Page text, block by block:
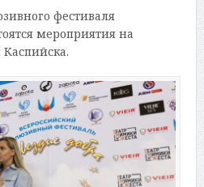
фестиваля
мероприятия на